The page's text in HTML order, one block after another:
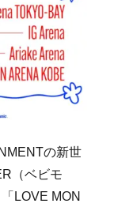
の新世
（ベビモ
LOVE MON